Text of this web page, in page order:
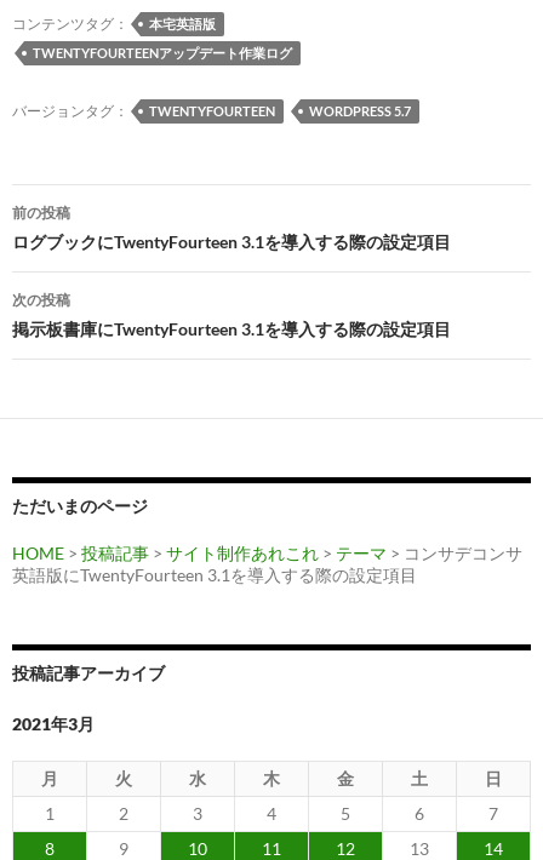
o
o
k
ds y
o
n
コンテンツタグ：
本宅英語版
TWENTYFOURTEENアップデート作業ログ
バージョンタグ： TWENTYFOURTEEN WORDPRESS 5.7
投
稿
ナ
ビ
ゲ
ー
ョ
ン
前の投稿
ログブックにTwentyFourteen 3.1を導入する際の設定項目
次の投稿
掲示板書庫にTwentyFourteen 3.1を導入する際の設定項目
ただいまのページ
HOME > 投稿記事 > サイト制作あれこれ > テーマ > コンサデコンサ
英語版にTwentyFourteen 3.1を導入する際の設定項目
投稿記事アーカイブ
2021年3月
月 火 水 木 金 土
日
1
2 3 4 5 6
7
8
9 10 11 12 13
14